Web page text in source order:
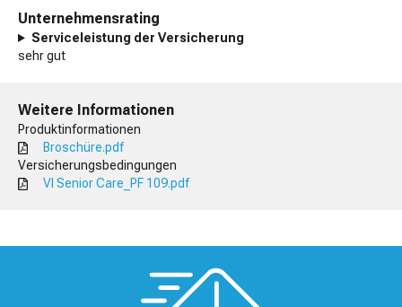
Unternehmensrating
Serviceleistung der Versicherung
sehr gut
Weitere Informationen
Produktinformationen
Broschüre.pdf
Versicherungsbedingungen
VI Senior Care_PF 109.pdf